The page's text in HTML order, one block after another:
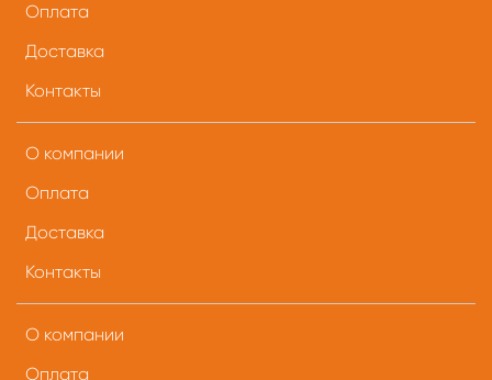
Оплата
Доставка
Контакты
О компании
Оплата
Доставка
Контакты
О компании
Оплата